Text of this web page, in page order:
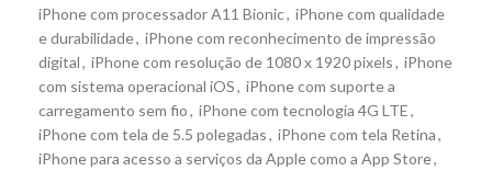
iPhone com processador A11 Bionic, iPhone com qualidade
e durabilidade, iPhone com reconhecimento de impressão
digital, iPhone com resolução de 1080 x 1920 pixels, iPhone
com sistema operacional iOS, iPhone com suporte a
carregamento sem fio, iPhone com tecnologia 4G LTE,
iPhone com tela de 5.5 polegadas, iPhone com tela Retina,
iPhone para acesso a serviços da Apple como a App Store,